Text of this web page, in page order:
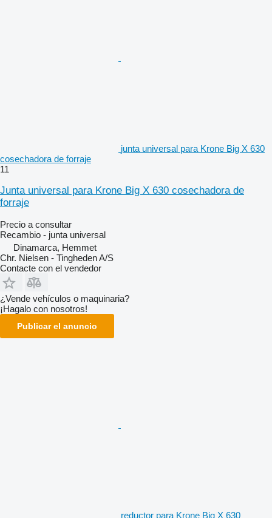
junta universal para Krone Big X 630
cosechadora de forraje
11
Junta universal para Krone Big X 630 cosechadora de
forraje
Precio a consultar
Recambio - junta universal
Dinamarca, Hemmet
Chr. Nielsen - Tingheden A/S
Contacte con el vendedor
¿Vende vehículos o maquinaria?
¡Hagalo con nosotros!
Publicar el anuncio
reductor para Krone Big X 630